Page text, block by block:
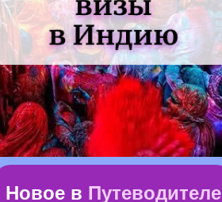
Новое в Путеводителе